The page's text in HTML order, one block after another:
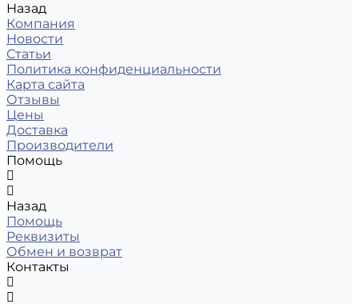
Назад
Компания
Новости
Статьи
Политика конфиденциальности
Карта сайта
Отзывы
Цены
Доставка
Производители
Помощь
Назад
Помощь
Реквизиты
Обмен и возврат
Контакты